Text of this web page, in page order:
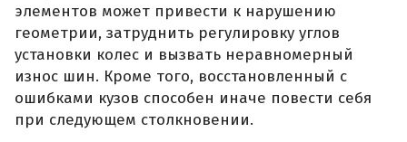
элементов может привести к нарушению
геометрии, затруднить регулировку углов
установки колес и вызвать неравномерный
износ шин. Кроме того, восстановленный с
ошибками кузов способен иначе повести себя
при следующем столкновении.